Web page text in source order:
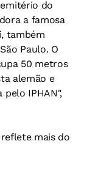
do
a famosa
também
Paulo. O
50 metros
alemão e
pelo IPHAN",
mais do